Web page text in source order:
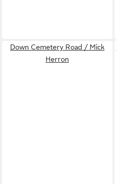
Down Cemetery Road / Mick
Herron